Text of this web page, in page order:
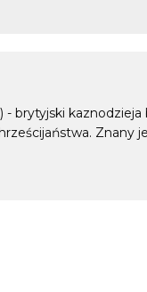
- brytyjski
Znany